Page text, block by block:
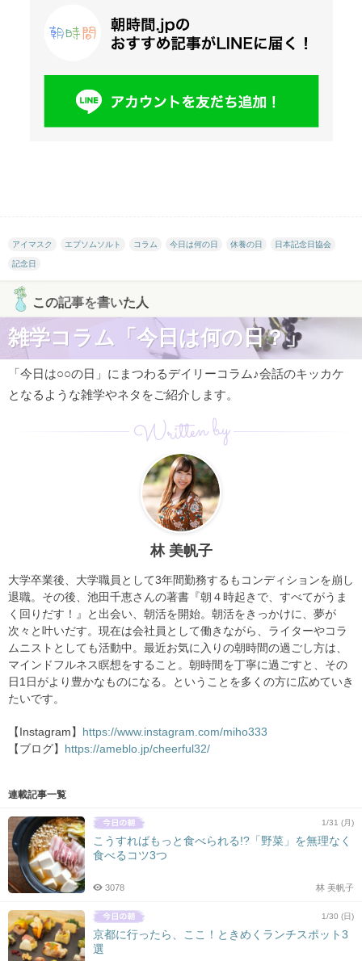
アイマスク エプソムソルト コラム 今日は何の日 休養の日 日本記念日協会
記念日
この記事を書いた人
雑学コラム「今日は何の日？」
「今日は○○の日」にまつわるデイリーコラム♪会話のキッカケ
となるような雑学やネタをご紹介します。
Written by
林 美帆子
大学卒業後、大学職員として3年間勤務するもコンディションを崩し
退職。その後、池田千恵さんの著書『朝４時起きで、すべてがうま
く回りだす！』と出会い、朝活を開始。朝活をきっかけに、夢が
次々と叶いだす。現在は会社員として働きながら、ライターやコラ
ムニストとしても活動中。最近お気に入りの朝時間の過ごし方は、
マインドフルネス瞑想をすること。朝時間を丁寧に過ごすと、その
日1日がより豊かなものになる。ということを多くの方に広めていき
たいです。
【Instagram】
https://www.instagram.com/miho333
【ブログ】
https://ameblo.jp/cheerful32/
連載記事一覧
1/31 (月)
こうすればもっと食べられる!?「野菜」を無理なく
食べるコツ3つ
林 美帆子
3078
1/30 (日)
京都に行ったら、ここ！ときめくランチスポット3
選